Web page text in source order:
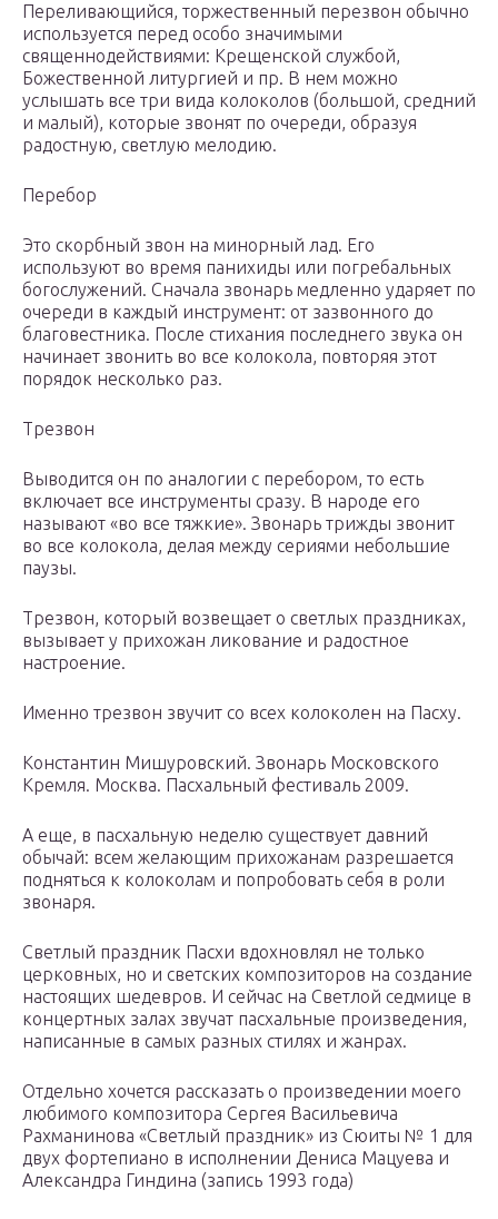
Переливающийся, торжественный перезвон обычно
используется перед особо значимыми
священнодействиями: Крещенской службой,
Божественной литургией и пр. В нем можно
услышать все три вида колоколов (большой, средний
и малый), которые звонят по очереди, образуя
радостную, светлую мелодию.
Перебор
Это скорбный звон на минорный лад. Его
используют во время панихиды или погребальных
богослужений. Сначала звонарь медленно ударяет по
очереди в каждый инструмент: от зазвонного до
благовестника. После стихания последнего звука он
начинает звонить во все колокола, повторяя этот
порядок несколько раз.
Трезвон
Выводится он по аналогии с перебором, то есть
включает все инструменты сразу. В народе его
называют «во все тяжкие». Звонарь трижды звонит
во все колокола, делая между сериями небольшие
паузы.
Трезвон, который возвещает о светлых праздниках,
вызывает у прихожан ликование и радостное
настроение.
Именно трезвон звучит со всех колоколен на Пасху.
Константин Мишуровский. Звонарь Московского
Кремля. Москва. Пасхальный фестиваль 2009.
А еще, в пасхальную неделю существует давний
обычай: всем желающим прихожанам разрешается
подняться к колоколам и попробовать себя в роли
звонаря.
Cветлый праздник Пасхи вдохновлял не только
церковных, но и светских композиторов на создание
настоящих шедевров. И сейчас на Светлой седмице в
концертных залах звучат пасхальные произведения,
написанные в самых разных стилях и жанрах.
Отдельно хочется рассказать о произведении моего
любимого композитора Сергея Васильевича
Рахманинова «Светлый праздник» из Cюиты № 1 для
двух фортепиано в исполнении Дениса Мацуева и
Александра Гиндина (запись 1993 года)